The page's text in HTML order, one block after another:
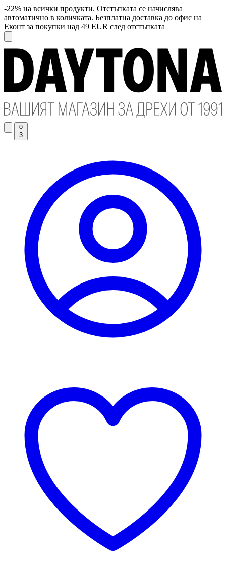
-22% на всички продукти. Отстъпката се начислява
автоматично в количката. Безплатна доставка до офис на
Еконт за покупки над 49 EUR след отстъпката
3